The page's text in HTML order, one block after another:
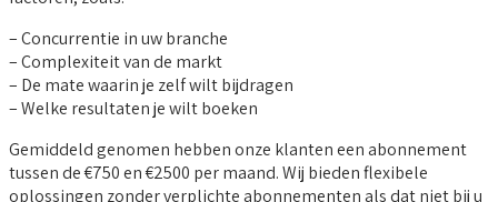
– Concurrentie in uw branche
– Complexiteit van de markt
– De mate waarin je zelf wilt bijdragen
– Welke resultaten je wilt boeken
Gemiddeld genomen hebben onze klanten een abonnement
tussen de €750 en €2500 per maand. Wij bieden flexibele
oplossingen zonder verplichte abonnementen als dat niet bij u